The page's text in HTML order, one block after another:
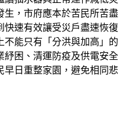
生，市府應本於苦民所苦盡
快速有效讓受災戶盡速恢復
不能只有「分洪與加高」的
紓困、清運防疫及供電安全
早日重整家園，避免相同悲